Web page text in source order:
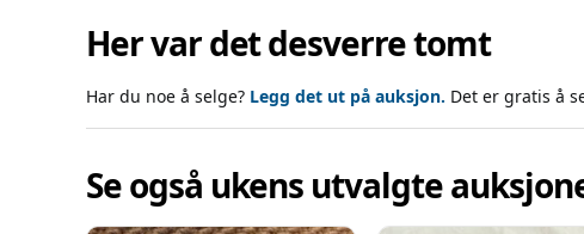
Her var det desverre tomt
Har du noe å selge? Legg det ut på auksjon. Det er gratis å
Se også ukens utvalgte